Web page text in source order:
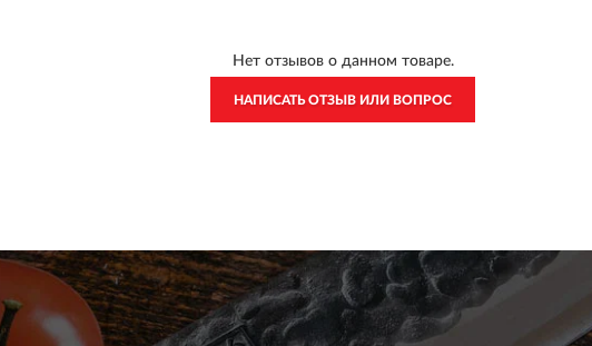
Нет отзывов о данном товаре.
НАПИСАТЬ ОТЗЫВ ИЛИ ВОПРОС